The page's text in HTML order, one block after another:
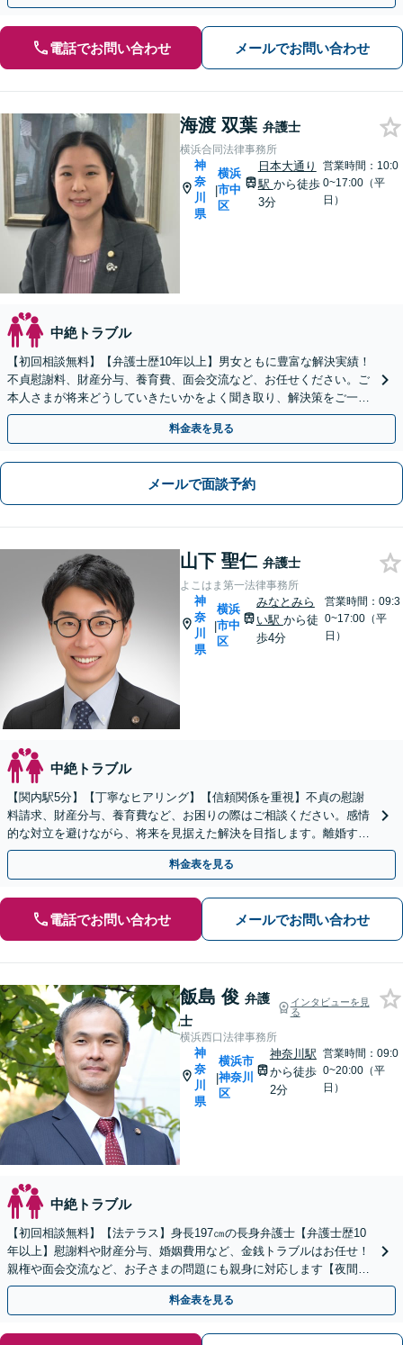
電話でお問い合わせ メールでお問い合わせ
海渡 双葉 弁護士
横浜合同法律事務所
神
奈
川
県
|
横浜
市中
区
日本大通り
駅 から徒歩
3分
営業時間：10:0
0~17:00（平
日）
中絶トラブル
【初回相談無料】【弁護士歴10年以上】男女ともに豊富な解決実績！
不貞慰謝料、財産分与、養育費、面会交流など、お任せください。ご
本人さまが将来どうしていきたいかをよく聞き取り、解決策をご一緒
に検討いたします。【日本大通駅3分・関内駅8分】
料金表を見る
メールで面談予約
山下 聖仁 弁護士
よこはま第一法律事務所
神
奈
川
県
|
横浜
市中
区
みなとみら
い駅 から徒
歩4分
営業時間：09:3
0~17:00（平
日）
中絶トラブル
【関内駅5分】【丁寧なヒアリング】【信頼関係を重視】不貞の慰謝
料請求、財産分与、養育費など、お困りの際はご相談ください。感情
的な対立を避けながら、将来を見据えた解決を目指します。離婚する
か悩んでいる段階でもお気軽にご連絡ください。
料金表を見る
電話でお問い合わせ メールでお問い合わせ
飯島 俊 弁護
士
インタビューを見
る
横浜西口法律事務所
神
奈
川
県
|
横浜市
神奈川
区
神奈川駅
から徒歩
2分
営業時間：09:0
0~20:00（平
日）
中絶トラブル
【初回相談無料】【法テラス】身長197㎝の長身弁護士【弁護士歴10
年以上】慰謝料や財産分与、婚姻費用など、金銭トラブルはお任せ！
親権や面会交流など、お子さまの問題にも親身に対応します【夜間・
休日面談】【子連れ相談】【電話相談】【横浜駅7分】
料金表を見る